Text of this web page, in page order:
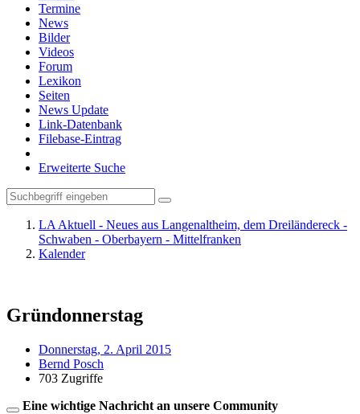
Termine
News
Bilder
Videos
Forum
Lexikon
Seiten
News Update
Link-Datenbank
Filebase-Eintrag
Erweiterte Suche
LA Aktuell - Neues aus Langenaltheim, dem Dreiländereck -
Schwaben - Oberbayern - Mittelfranken
Kalender
Gründonnerstag
Donnerstag, 2. April 2015
Bernd Posch
703 Zugriffe
Eine wichtige Nachricht an unsere Community